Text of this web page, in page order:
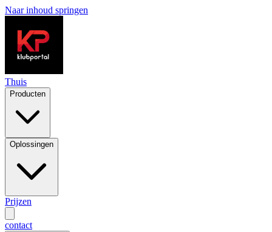
Naar inhoud springen
Thuis
Producten
Oplossingen
Prijzen
contact